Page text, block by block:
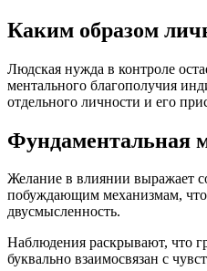
Каким образом
Людская нужда в контроле
ментального благополучия
отдельного личности и его
Фундаментальная
Желание в влиянии выражает
побуждающим механизмам, что
двусмысленность.
Наблюдения раскрывают, что
буквально взаимосвязан с